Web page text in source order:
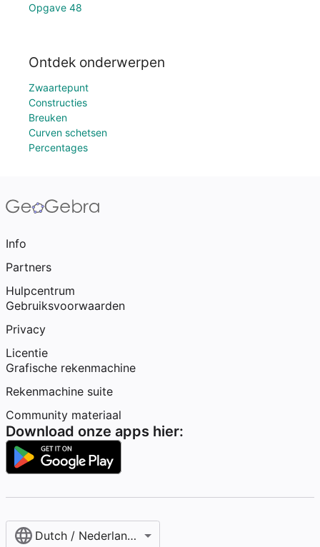
Opgave 48
Ontdek onderwerpen
Zwaartepunt
Constructies
Breuken
Curven schetsen
Percentages
Info
Partners
Hulpcentrum
Gebruiksvoorwaarden
Privacy
Licentie
Grafische rekenmachine
Rekenmachine suite
Community materiaal
Download onze apps hier:
Dutch / Nederlands‎ (België)‎